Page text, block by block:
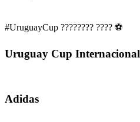
#UruguayCup ???????? ???? ⚽️
Uruguay Cup Internacional
Adidas